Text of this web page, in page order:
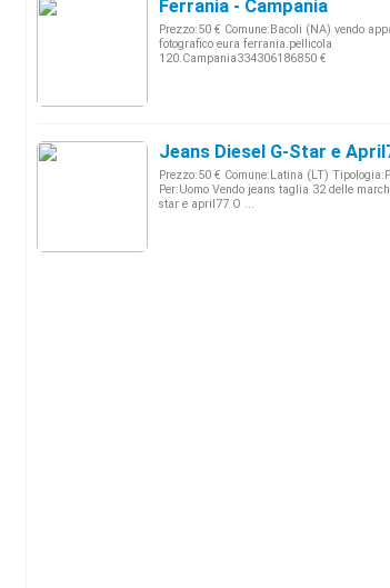
Ferrania - Campania
Prezzo:50 € Comune:Bacoli (NA) vendo
fotografico eura ferrania.pellicola
120.Campania334306186850 €
Jeans Diesel G-Star e
Prezzo:50 € Comune:Latina (LT)
Per:Uomo Vendo jeans taglia 32 delle
star e april77 O ...